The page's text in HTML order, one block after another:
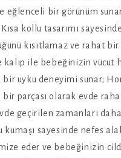
eğlenceli bir görünüm
Kısa kollu tasarımı
kısıtlamaz ve rahat
kalıp ile bebeğinizin vücut
bir uyku deneyimi sunar;
bir parçası olarak evde
geçirilen zamanları
sayesinde nefes
eder ve bebeğinizin